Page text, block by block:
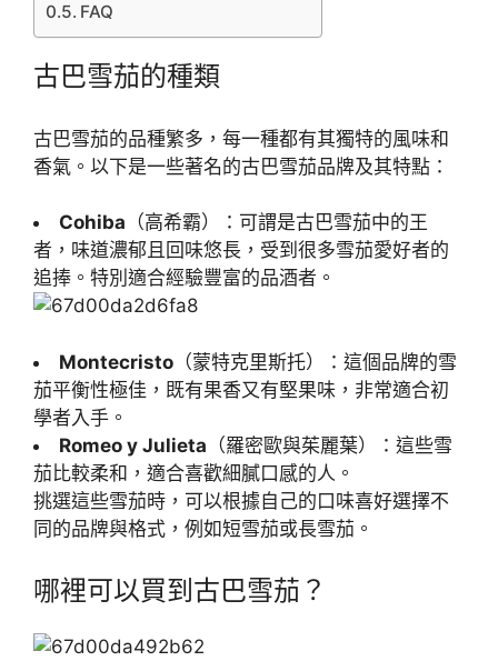
FAQ
古巴雪茄的種類
古巴雪茄的品種繁多，每一種都有其獨特的風味和
香氣。以下是一些著名的古巴雪茄品牌及其特點：
Cohiba （高希霸）：可謂是古巴雪茄中的王
者，味道濃郁且回味悠長，受到很多雪茄愛好者的
追捧。特別適合經驗豐富的品酒者。
Montecristo （蒙特克里斯托）：這個品牌的雪
茄平衡性極佳，既有果香又有堅果味，非常適合初
學者入手。
Romeo y Julieta （羅密歐與茱麗葉）：這些雪
茄比較柔和，適合喜歡細膩口感的人。
挑選這些雪茄時，可以根據自己的口味喜好選擇不
同的品牌與格式，例如短雪茄或長雪茄。
哪裡可以買到古巴雪茄？